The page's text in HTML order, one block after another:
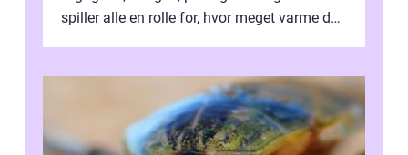
spiller alle en rolle for, hvor meget varme du